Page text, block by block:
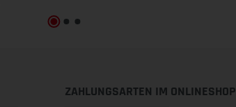
ZAHLUNGSARTEN IM ONLINESHOP